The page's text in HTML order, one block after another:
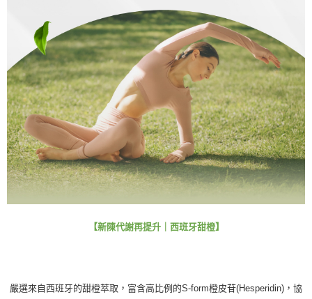
【新陳代謝再提升｜西班牙甜橙】
嚴選來自西班牙的甜橙萃取，富含高比例的S-form橙皮苷(Hesperidin)，協